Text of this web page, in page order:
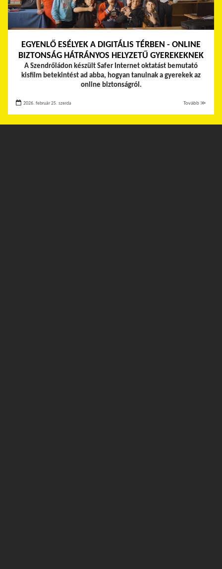
EGYENLŐ ESÉLYEK A DIGITÁLIS TÉRBEN - ONLINE
BIZTONSÁG HÁTRÁNYOS HELYZETŰ GYEREKEKNEK
A Szendrőládon készült Safer Internet oktatást bemutató
kisfilm betekintést ad abba, hogyan tanulnak a gyerekek az
online biztonságról.
2026. február 25. szerda Tovább ≫